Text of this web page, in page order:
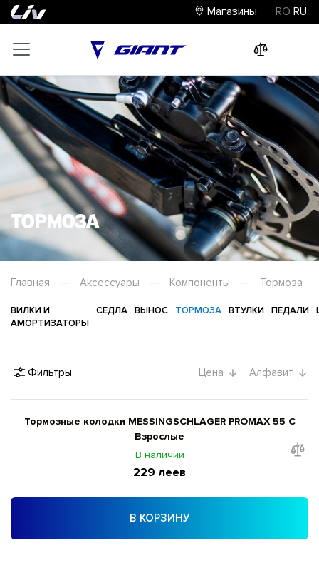
Магазины RO RU
Тормоза
Главная — Аксессуары — Компоненты — Тормоза
ВИЛКИ И
АМОРТИЗАТОРЫ
СЕДЛА ВЫНОС ТОРМОЗА ВТУЛКИ ПЕДАЛИ
Фильтры Цена Алфавит
Тормозные колодки MESSINGSCHLAGER PROMAX 55 C
Взрослые
В наличии
229 леев
В КОРЗИНУ